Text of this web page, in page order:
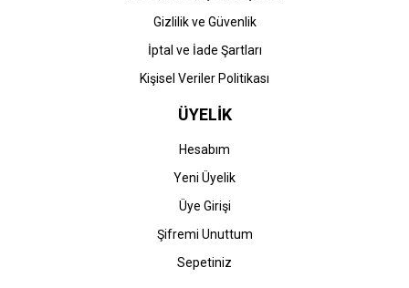
Gizlilik ve Güvenlik
İptal ve İade Şartları
Kişisel Veriler Politikası
ÜYELİK
Hesabım
Yeni Üyelik
Üye Girişi
Şifremi Unuttum
Sepetiniz